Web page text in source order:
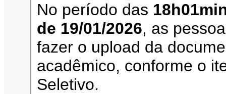
No período das
de 19/01/2026, as
fazer o upload da
acadêmico, conforme o
Seletivo.